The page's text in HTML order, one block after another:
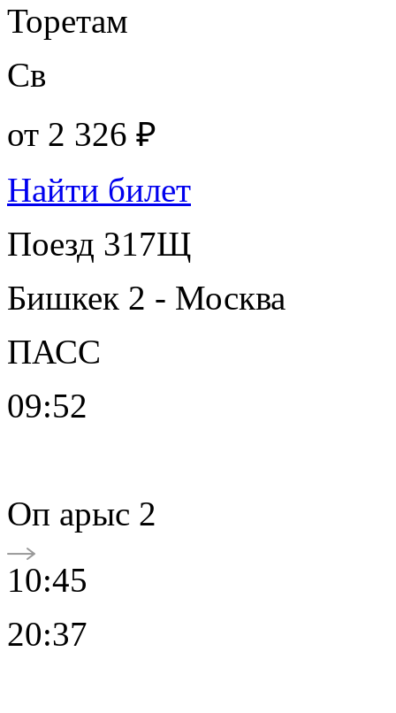
Торетам
Св
от 2 326 ₽
Найти билет
Поезд 317Щ
Бишкек 2 - Москва
ПАСС
09:52
Oп арыс 2
10:45
20:37